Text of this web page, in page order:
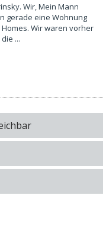
Wir, Mein Mann
gerade eine Wohnung
Wir waren vorher
...